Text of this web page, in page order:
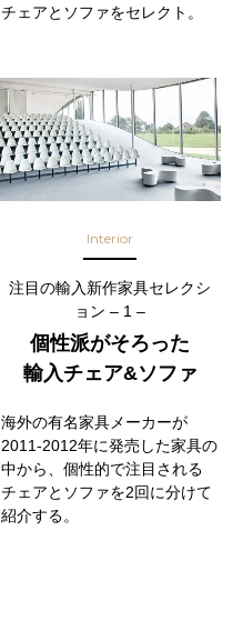
チェアとソファをセレクト。
Interior
注目の輸入新作家具セレクシ
ョン – 1 –
個性派がそろった
輸入チェア&ソファ
海外の有名家具メーカーが
2011-2012年に発売した家具の
中から、個性的で注目される
チェアとソファを2回に分けて
紹介する。